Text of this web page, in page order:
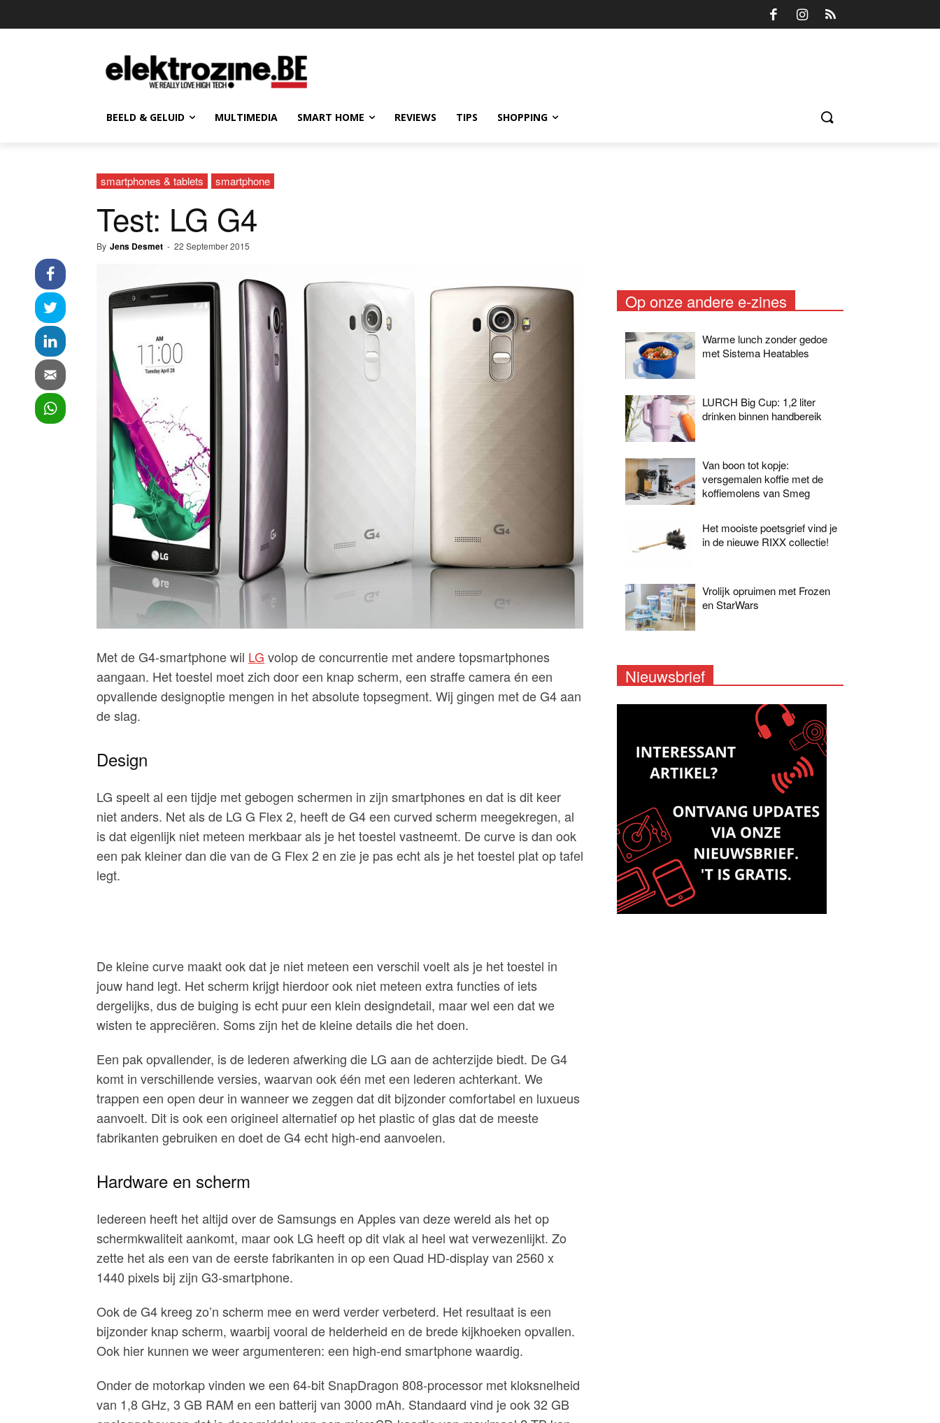
BEELD & GELUID MULTIMEDIA SMART HOME REVIEWS TIPS SHOPPING
smartphones & tablets smartphone
Test: LG G4
By Jens Desmet - 22 September 2015
Met de G4-smartphone wil LG volop de concurrentie met andere topsmartphones
aangaan. Het toestel moet zich door een knap scherm, een straffe camera én een
opvallende designoptie mengen in het absolute topsegment. Wij gingen met de G4 aan
de slag.
Design
LG speelt al een tijdje met gebogen schermen in zijn smartphones en dat is dit keer
niet anders. Net als de LG G Flex 2, heeft de G4 een curved scherm meegekregen, al
is dat eigenlijk niet meteen merkbaar als je het toestel vastneemt. De curve is dan ook
een pak kleiner dan die van de G Flex 2 en zie je pas echt als je het toestel plat op tafel
legt.
De kleine curve maakt ook dat je niet meteen een verschil voelt als je het toestel in
jouw hand legt. Het scherm krijgt hierdoor ook niet meteen extra functies of iets
dergelijks, dus de buiging is echt puur een klein designdetail, maar wel een dat we
wisten te appreciëren. Soms zijn het de kleine details die het doen.
Een pak opvallender, is de lederen afwerking die LG aan de achterzijde biedt. De G4
komt in verschillende versies, waarvan ook één met een lederen achterkant. We
trappen een open deur in wanneer we zeggen dat dit bijzonder comfortabel en luxueus
aanvoelt. Dit is ook een origineel alternatief op het plastic of glas dat de meeste
fabrikanten gebruiken en doet de G4 echt high-end aanvoelen.
Hardware en scherm
Iedereen heeft het altijd over de Samsungs en Apples van deze wereld als het op
schermkwaliteit aankomt, maar ook LG heeft op dit vlak al heel wat verwezenlijkt. Zo
zette het als een van de eerste fabrikanten in op een Quad HD-display van 2560 x
1440 pixels bij zijn G3-smartphone.
Ook de G4 kreeg zo’n scherm mee en werd verder verbeterd. Het resultaat is een
bijzonder knap scherm, waarbij vooral de helderheid en de brede kijkhoeken opvallen.
Ook hier kunnen we weer argumenteren: een high-end smartphone waardig.
Onder de motorkap vinden we een 64-bit SnapDragon 808-processor met kloksnelheid
van 1,8 GHz, 3 GB RAM en een batterij van 3000 mAh. Standaard vind je ook 32 GB
Op onze andere e-zines
Warme lunch zonder gedoe
met Sistema Heatables
LURCH Big Cup: 1,2 liter
drinken binnen handbereik
Van boon tot kopje:
versgemalen koffie met de
koffiemolens van Smeg
Het mooiste poetsgrief vind je
in de nieuwe RIXX collectie!
Vrolijk opruimen met Frozen
en StarWars
Nieuwsbrief